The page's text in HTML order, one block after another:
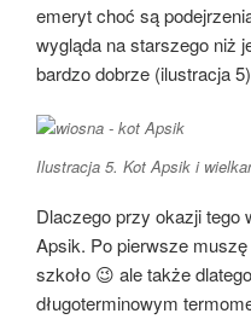
emeryt choć są
wygląda na starszego niż
bardzo dobrze (ilustracja
Ilustracja 5. Kot Apsik i
Dlaczego przy okazji tego
Apsik. Po pierwsze
szkoło 😉 ale także
długoterminowym